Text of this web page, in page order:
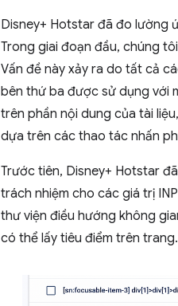
Disney+ Hotstar đã đo lường
Trong giai đoạn đầu, chúng
Vấn đề này xảy ra do tất cả
bên thứ ba được sử dụng với
trên phần nội dung của tài
dựa trên các thao tác nhấn
Trước tiên, Disney+ Hotstar
trách nhiệm cho các giá trị
thư viện điều hướng không
có thể lấy tiêu điểm trên